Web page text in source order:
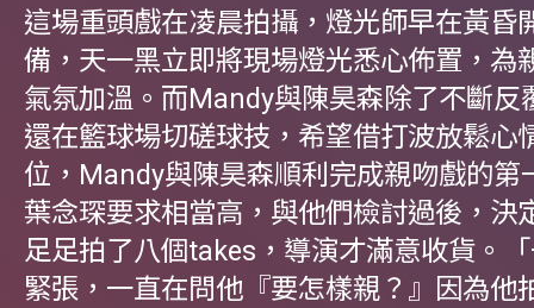
這場重頭戲在凌晨拍攝，燈光師早在黃昏
備，天一黑立即將現場燈光悉心佈置，為
氣氛加溫。而Mandy與陳昊森除了不斷反
還在籃球場切磋球技，希望借打波放鬆心
位，Mandy與陳昊森順利完成親吻戲的第
葉念琛要求相當高，與他們檢討過後，決
足足拍了八個takes，導演才滿意收貨。
緊張，一直在問他『要怎樣親？』因為他